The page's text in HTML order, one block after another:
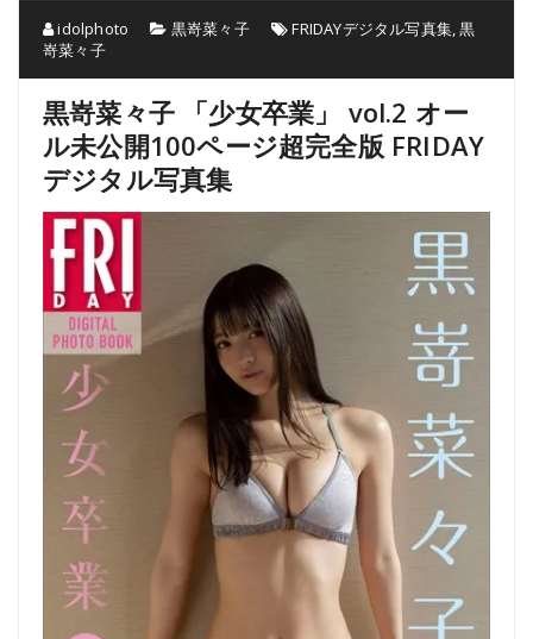
idolphoto 黒嵜菜々子 FRIDAYデジタル写真集,黒
嵜菜々子
黒嵜菜々子 「少女卒業」 vol.2 オー
ル未公開100ページ超完全版 FRIDAY
デジタル写真集